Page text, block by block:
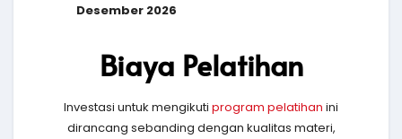
Desember 2026
Biaya Pelatihan
Investasi untuk mengikuti program pelatihan ini
dirancang sebanding dengan kualitas materi,